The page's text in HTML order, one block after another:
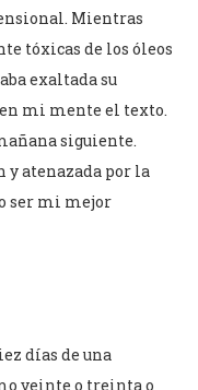
Mientras
tóxicas de los óleos
exaltada su
mi mente el texto.
siguiente.
y atenazada por la
ser mi mejor
días de una
veinte o treinta o